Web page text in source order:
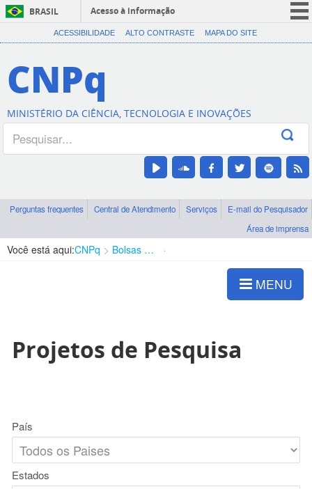
BRASIL
Acesso à informação
CORONAVÍRUS (COVID-19)
Canais
ACESSIBILIDADE ALTO CONTRASTE MAPA DO SITE
CNPq
MINISTÉRIO DA CIÊNCIA, TECNOLOGIA E INOVAÇÕES
Perguntas frequentes Central de Atendimento Serviços
E-mail do Pesquisador
Área de imprensa
Você está aqui:CNPq Bolsas e Auxílios Vigentes
MENU
Projetos de Pesquisa
País
Estados